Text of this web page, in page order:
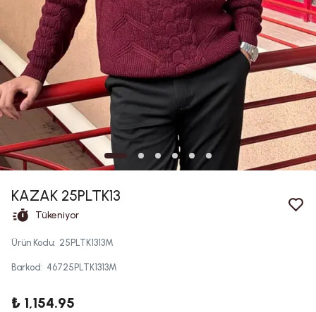
KAZAK 25PLTK13
Tükeniyor
Ürün Kodu: 25PLTK1313M
Barkod: 46725PLTK1313M
₺ 1,154.95